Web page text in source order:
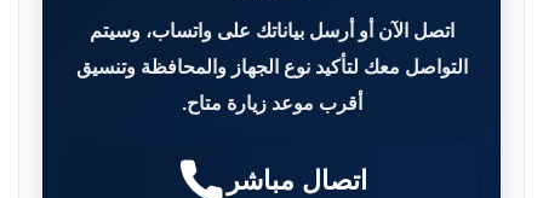
اتصل الآن أو أرسل بياناتك على واتساب، وسيتم
التواصل معك لتأكيد نوع الجهاز والمحافظة وتنسيق
أقرب موعد زيارة متاح.
اتصال مباشر